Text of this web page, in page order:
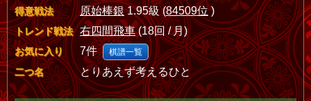
得意戦法 原始棒銀1.95級 (84509位)
トレンド戦法 右四間飛車(18回 / 月)
お気に入り 7件 棋譜一覧
二つ名 とりあえず考えるひと